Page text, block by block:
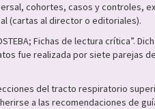
cohortes, casos y controles,
(cartas al director o editoriales).
Fichas de lectura crítica”.
fue realizada por siete parejas
del tracto respiratorio
a las recomendaciones de